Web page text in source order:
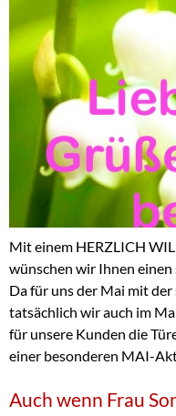
Mit einem HERZLICH
wünschen wir Ihnen
Da für uns der Mai mit
tatsächlich wir auch im
für unsere Kunden die
einer besonderen MAI-
Auch wenn Frau